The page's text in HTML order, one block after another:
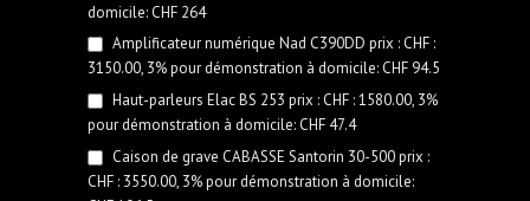
domicile: CHF 264
Amplificateur numérique Nad C390DD prix : CHF :
3150.00, 3% pour démonstration à domicile: CHF 94.5
Haut-parleurs Elac BS 253 prix : CHF : 1580.00, 3%
pour démonstration à domicile: CHF 47.4
Caison de grave CABASSE Santorin 30-500 prix :
CHF : 3550.00, 3% pour démonstration à domicile: